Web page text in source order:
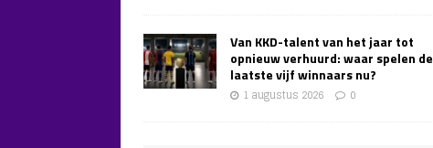
Van KKD-talent van het jaar tot
opnieuw verhuurd: waar spelen de
laatste vijf winnaars nu?
1 augustus 2026 0